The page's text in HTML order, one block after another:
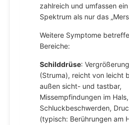
zahlreich und umfassen
Spektrum als nur das
Weitere Symptome
Bereiche:
Schilddrüse:
(Struma), reicht von leicht
außen sicht- und tastbar,
Missempfindungen im Hals,
Schluckbeschwerden,
(typisch: Berührungen am